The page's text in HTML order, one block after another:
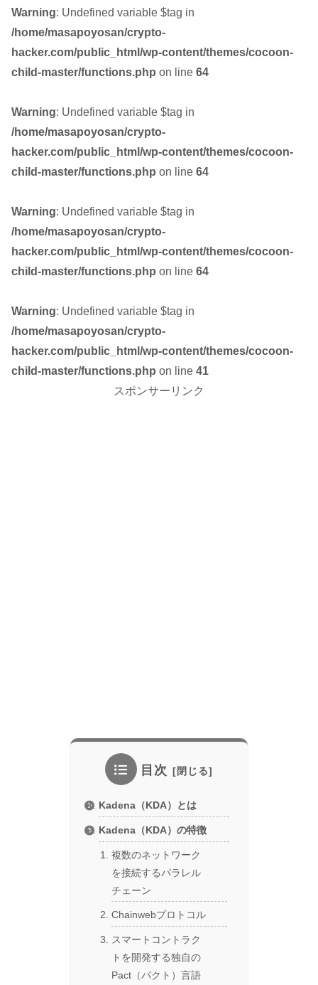
Warning: Undefined variable $tag in
/home/masapoyosan/crypto-
hacker.com/public_html/wp-content/themes/cocoon-
child-master/functions.php on line 64
Warning: Undefined variable $tag in
/home/masapoyosan/crypto-
hacker.com/public_html/wp-content/themes/cocoon-
child-master/functions.php on line 64
Warning: Undefined variable $tag in
/home/masapoyosan/crypto-
hacker.com/public_html/wp-content/themes/cocoon-
child-master/functions.php on line 64
Warning: Undefined variable $tag in
/home/masapoyosan/crypto-
hacker.com/public_html/wp-content/themes/cocoon-
child-master/functions.php on line 41
スポンサーリンク
目次
Kadena（KDA）とは
Kadena（KDA）の特徴
複数のネットワーク
を接続するパラレル
チェーン
Chainwebプロトコル
スマートコントラク
トを開発する独自の
Pact（パクト）言語